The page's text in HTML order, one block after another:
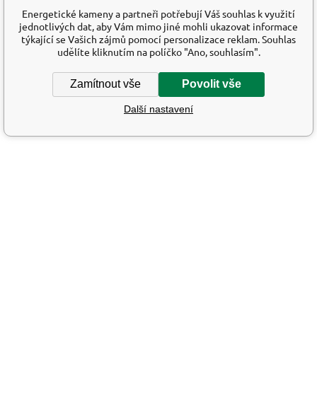
Energetické kameny a partneři potřebují Váš souhlas k využití
jednotlivých dat, aby Vám mimo jiné mohli ukazovat informace
týkající se Vašich zájmů pomocí personalizace reklam. Souhlas
udělíte kliknutím na políčko "Ano, souhlasím".
Zamítnout vše Povolit vše
Další nastavení